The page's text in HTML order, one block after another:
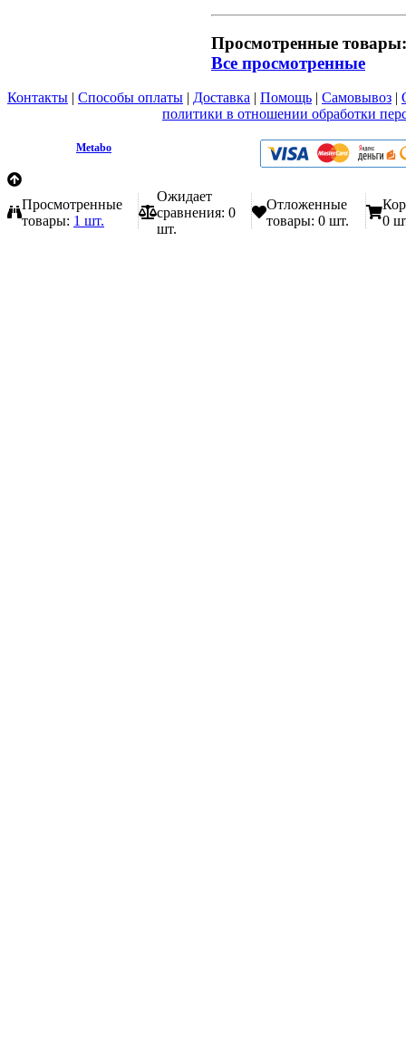
Просмотренные товары:
Все просмотренные
Контакты | Способы оплаты | Доставка | Помощь | Самовывоз |
политики в отношении обработки
Metabo
Просмотренные
товары: 1 шт.
Ожидает
сравнения: 0
шт.
Отложенные
товары: 0 шт.
0